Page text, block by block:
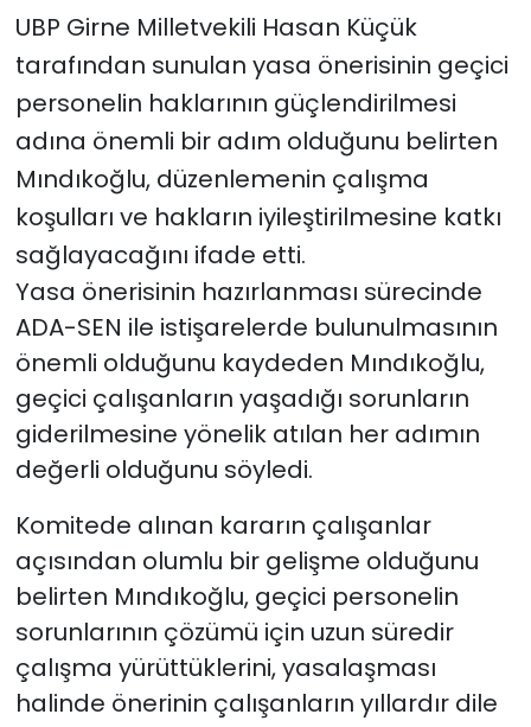
UBP Girne Milletvekili Hasan Küçük
tarafından sunulan yasa önerisinin geçici
personelin haklarının güçlendirilmesi
adına önemli bir adım olduğunu belirten
Mındıkoğlu, düzenlemenin çalışma
koşulları ve hakların iyileştirilmesine katkı
sağlayacağını ifade etti.
Yasa önerisinin hazırlanması sürecinde
ADA-SEN ile istişarelerde bulunulmasının
önemli olduğunu kaydeden Mındıkoğlu,
geçici çalışanların yaşadığı sorunların
giderilmesine yönelik atılan her adımın
değerli olduğunu söyledi.
Komitede alınan kararın çalışanlar
açısından olumlu bir gelişme olduğunu
belirten Mındıkoğlu, geçici personelin
sorunlarının çözümü için uzun süredir
çalışma yürüttüklerini, yasalaşması
halinde önerinin çalışanların yıllardır dile